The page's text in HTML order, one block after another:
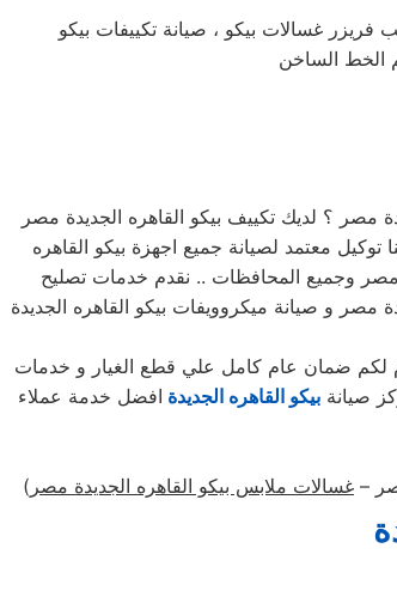
؟ لديك تكييف بيكو القاهره الجديدة مصر
معتمد لصيانة جميع اجهزة بيكو القاهره
مصر وجميع المحافظات .. نقدم خدمات تصليح
مصر و صيانة ميكروويفات بيكو القاهره الجديدة
لكم ضمان عام كامل علي قطع الغيار و خدمات
بيكو القاهره الجديدة افضل خدمة عملاء
– غسالات ملابس بيكو القاهره الجديدة مصر )